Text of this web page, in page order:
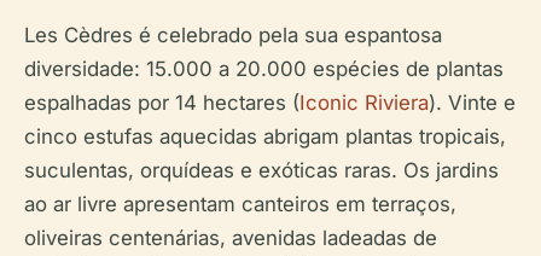
Les Cèdres é celebrado pela sua espantosa
diversidade: 15.000 a 20.000 espécies de plantas
espalhadas por 14 hectares (Iconic Riviera). Vinte e
cinco estufas aquecidas abrigam plantas tropicais,
suculentas, orquídeas e exóticas raras. Os jardins
ao ar livre apresentam canteiros em terraços,
oliveiras centenárias, avenidas ladeadas de